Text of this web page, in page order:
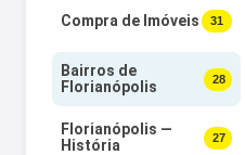
Compra de Imóveis 31
Bairros de
Florianópolis
28
Florianópolis —
História
27